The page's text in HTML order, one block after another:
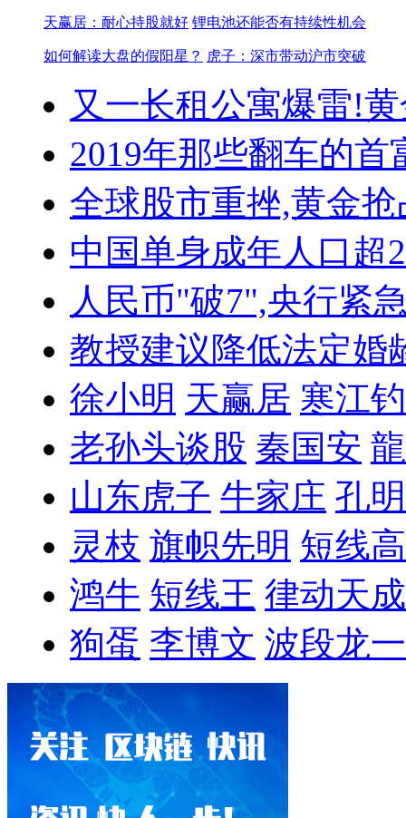
天赢居：耐心持股就好 锂电池还能否有持续性机会
如何解读大盘的假阳星？ 虎子：深市带动沪市突破
又一长租公寓爆雷!
2019年那些翻车的首
全球股市重挫,黄金抢
中国单身成年人口超
人民币"破7",央行紧
教授建议降低法定婚
徐小明 天赢居 寒江
老孙头谈股 秦国安
山东虎子 牛家庄 孔
灵枝 旗帜先明 短线
鸿牛 短线王 律动天成
狗蛋 李博文 波段龙一